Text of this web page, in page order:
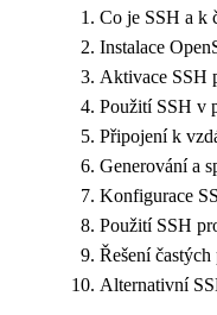
Co je SSH a k
Instalace
Aktivace SSH
Použití SSH v
Připojení k
Generování a
Konfigurace
Použití SSH
Řešení
Alternativní